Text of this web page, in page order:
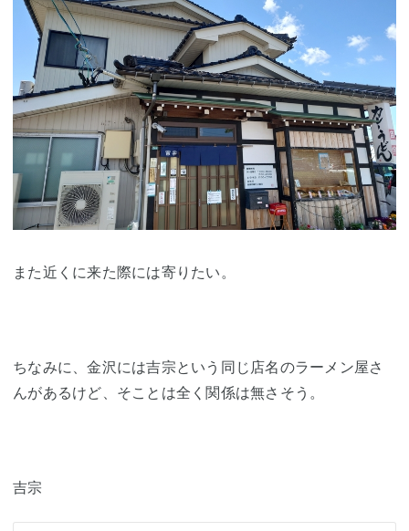
また近くに来た際には寄りたい。
ちなみに、金沢には吉宗という同じ店名のラーメン屋さ
んがあるけど、そことは全く関係は無さそう。
吉宗